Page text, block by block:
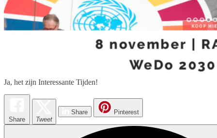
Ja, het zijn Interessante Tijden!
Share Tweet
Share Pinterest